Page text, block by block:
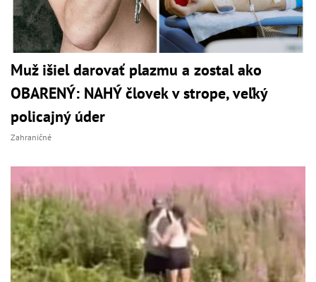
Muž išiel darovať plazmu a zostal ako
OBARENÝ: NAHÝ človek v strope, veľký
policajný úder
Zahraničné